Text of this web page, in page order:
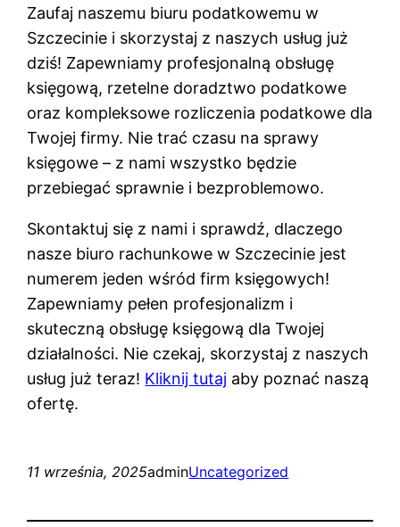
Zaufaj naszemu biuru podatkowemu w
Szczecinie i skorzystaj z naszych usług już
dziś! Zapewniamy profesjonalną obsługę
księgową, rzetelne doradztwo podatkowe
oraz kompleksowe rozliczenia podatkowe dla
Twojej firmy. Nie trać czasu na sprawy
księgowe – z nami wszystko będzie
przebiegać sprawnie i bezproblemowo.
Skontaktuj się z nami i sprawdź, dlaczego
nasze biuro rachunkowe w Szczecinie jest
numerem jeden wśród firm księgowych!
Zapewniamy pełen profesjonalizm i
skuteczną obsługę księgową dla Twojej
działalności. Nie czekaj, skorzystaj z naszych
usług już teraz! Kliknij tutaj aby poznać naszą
ofertę.
11 września, 2025adminUncategorized